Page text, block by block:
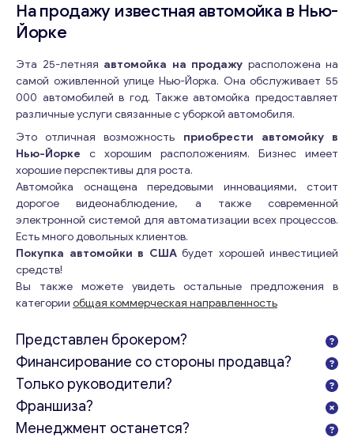
На продажу известная автомойка в Нью-
Йорке
Эта 25-летняя автомойка на продажу расположена на
самой оживленной улице Нью-Йорка. Она обслуживает 55
000 автомобилей в год. Также автомойка предоставляет
различные услуги связанные с уборкой автомобиля.
Это отличная возможность приобрести автомойку в
Нью-Йорке с хорошим расположениям. Бизнес имеет
хорошие перспективы для роста.
Автомойка оснащена передовыми инновациями, стоит
дорогое видеонаблюдение, а также современной
электронной системой для автоматизации всех процессов.
Есть много довольных клиентов.
Покупка автомойки в СШАбудет хорошей инвестицией
средств!
Вы также можете увидеть остальные предложения в
категории общая коммерческая направленность
Представлен брокером?
Финансирование со стороны продавца?
Только руководители?
Франшиза?
Менеджмент останется?